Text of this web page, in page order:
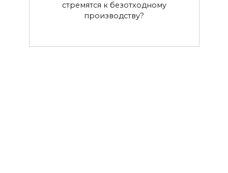
стремятся к безотходному
производству?